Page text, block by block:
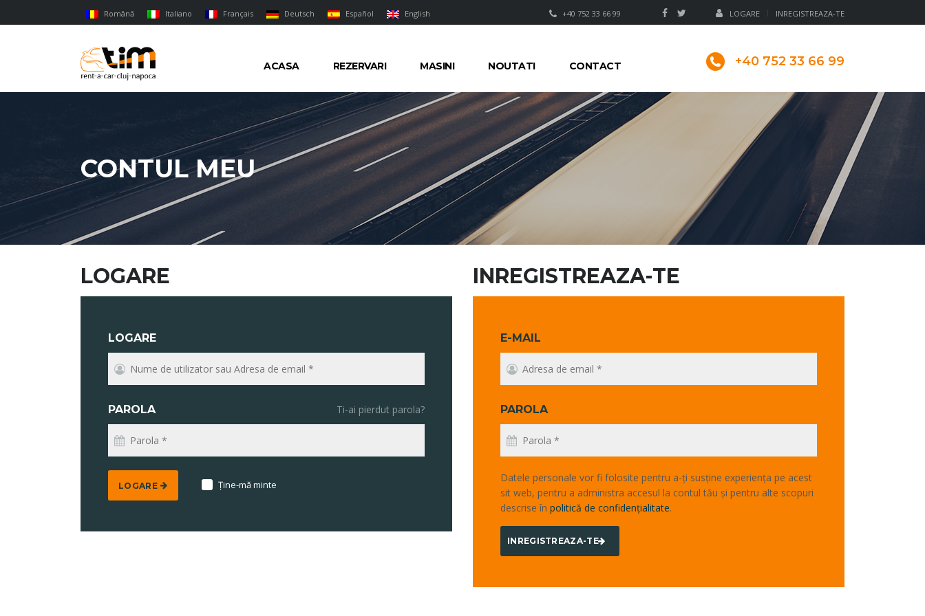
Română Italiano Français Deutsch Español English LOGARE INREGISTREAZA-TE
+40 752 33 66 99
+40 752 33 66 99
ACASA REZERVARI MASINI NOUTATI CONTACT
CONTUL MEU
LOGARE
LOGARE
PAROLA Ti-ai pierdut parola?
Ţine-mă minte
INREGISTREAZA-TE
E-MAIL
PAROLA
Datele personale vor fi folosite pentru a-ți susține experiența pe acest
sit web, pentru a administra accesul la contul tău și pentru alte scopuri
descrise în politică de confidențialitate.